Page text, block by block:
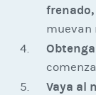
muevan
Vaya al